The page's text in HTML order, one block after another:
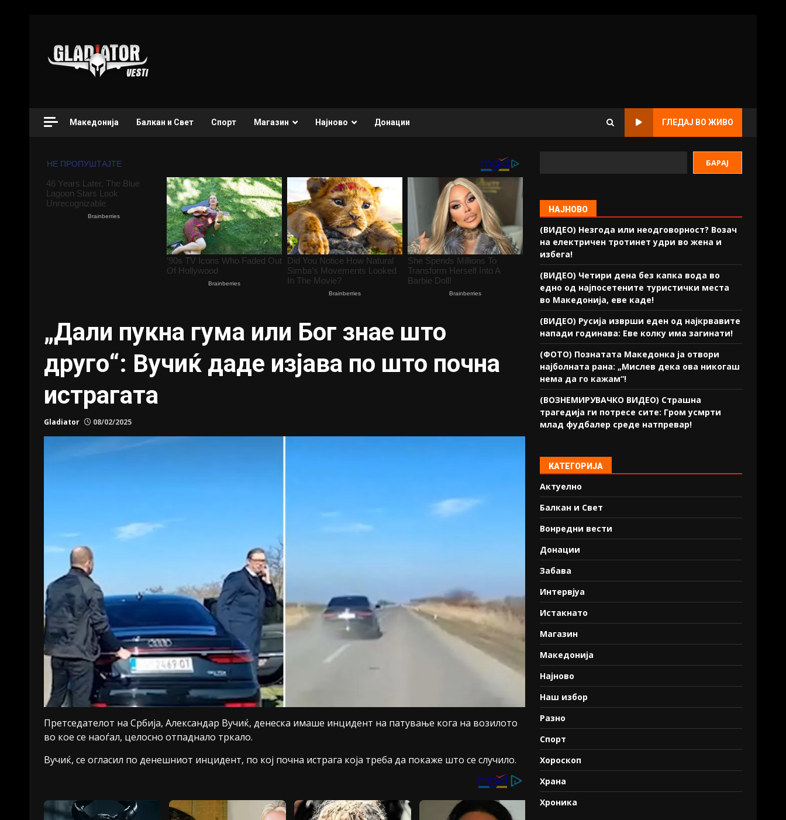
Македонија Балкан и Свет Спорт Магазин Најново Донации ГЛЕДАЈ ВО ЖИВО
„Дали пукна гума или Бог знае што
друго“: Вучиќ даде изјава по што почна
истрагата
Gladiator 08/02/2025
Претседателот на Србија, Александар Вучиќ, денеска имаше инцидент на патување кога на возилото
во кое се наоѓал, целосно отпаднало тркало.
Вучиќ, се огласил по денешниот инцидент, по кој почна истрага која треба да покаже што се случило.
БАРАЈ
НАЈНОВО
(ВИДЕО) Незгода или неодговорност? Возач
на електричен тротинет удри во жена и
избега!
(ВИДЕО) Четири дена без капка вода во
едно од најпосетените туристички места
во Македонија, еве каде!
(ВИДЕО) Русија изврши еден од најкрвавите
напади годинава: Еве колку има загинати!
(ФОТО) Познатата Македонка ја отвори
најболната рана: „Мислев дека ова никогаш
нема да го кажам“!
(ВОЗНЕМИРУВАЧКО ВИДЕО) Страшна
трагедија ги потресе сите: Гром усмрти
млад фудбалер среде натпревар!
КАТЕГОРИЈА
Актуелно
Балкан и Свет
Вонредни вести
Донации
Забава
Интервјуа
Истакнато
Магазин
Македонија
Најново
Наш избор
Разно
Спорт
Хороскоп
Храна
Хроника